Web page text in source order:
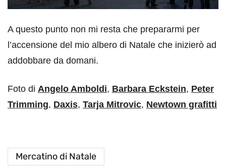
A questo punto non mi resta che prepararmi per
l’accensione del mio albero di Natale che inizierò ad
addobbare da domani.
Foto di Angelo Amboldi, Barbara Eckstein, Peter
Trimming, Daxis, Tarja Mitrovic, Newtown grafitti
Mercatino di Natale